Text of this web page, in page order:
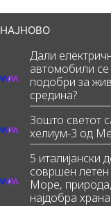
НАЈНОВО
Дали
автомобили се
подобри за
средина?
Зошто светот
хелиум-3 од
5 италијански
совршен летен
Море,
најдобра храна